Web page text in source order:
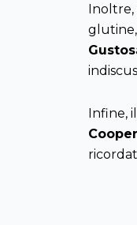
Inoltre,
Infine,